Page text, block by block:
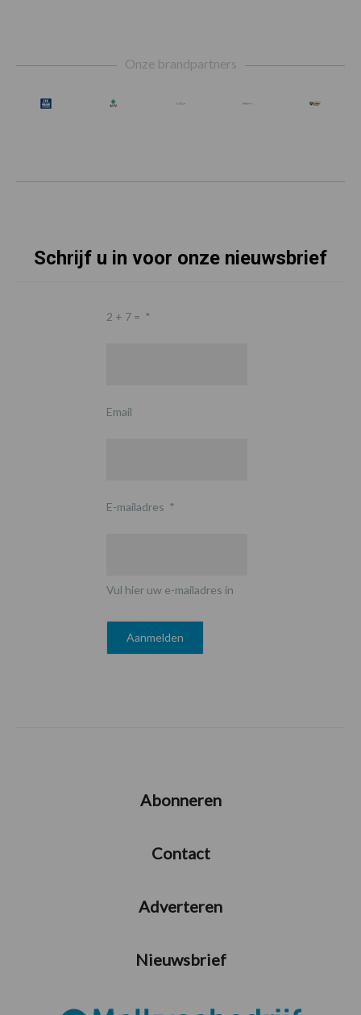
Onze brandpartners
Schrijf u in voor onze nieuwsbrief
2 + 7 = *
Email
E-mailadres *
Vul hier uw e-mailadres in
Abonneren
Contact
Adverteren
Nieuwsbrief